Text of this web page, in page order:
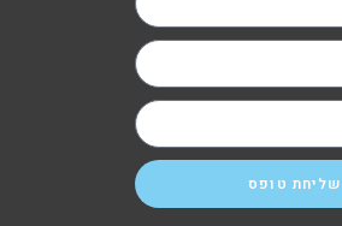
שליחת טופס